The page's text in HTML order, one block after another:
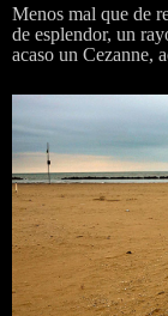
Menos mal que de
de esplendor, un
acaso un Cezanne,